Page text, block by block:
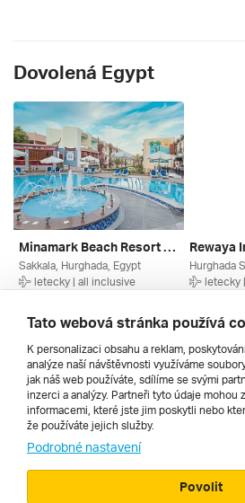
Dovolená Egypt
Minamark Beach Resort ****
Sakkala, Hurghada, Egypt
letecky | all inclusive
14 918 Kč
letecky
14 790 Kč
Všechny
Cestopisy
Tato webová stránka používá
K personalizaci obsahu a reklam,
analýze naší návštěvnosti využíváme
jak náš web používáte, sdílíme se svými
inzerci a analýzy. Partneři tyto údaje mohou
informacemi, které jste jim poskytli nebo
že používáte jejich služby.
Podrobné nastavení
Povolit